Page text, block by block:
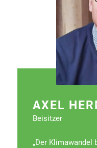
AXEL
Beisitzer
„Der